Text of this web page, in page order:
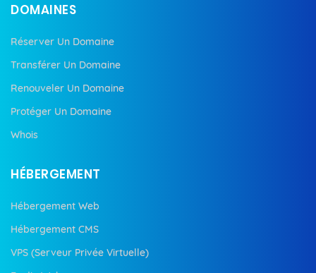
DOMAINES
Réserver Un Domaine
Transférer Un Domaine
Renouveler Un Domaine
Protéger Un Domaine
Whois
HÉBERGEMENT
Hébergement Web
Hébergement CMS
VPS (Serveur Privée Virtuelle)